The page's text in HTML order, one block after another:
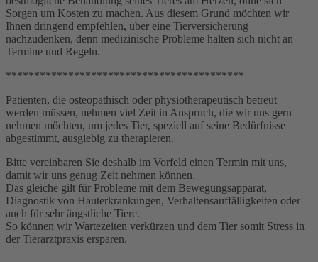
Sorgen um Kosten zu machen. Aus diesem Grund möchten wir
Ihnen dringend empfehlen, über eine Tierversicherung
nachzudenken, denn medizinische Probleme halten sich nicht an
Termine und Regeln.
******************************************
Patienten, die osteopathisch oder physiotherapeutisch betreut
werden müssen, nehmen viel Zeit in Anspruch, die wir uns gern
nehmen möchten, um jedes Tier, speziell auf seine Bedürfnisse
abgestimmt, ausgiebig zu therapieren.
Bitte vereinbaren Sie deshalb im Vorfeld einen Termin mit uns,
damit wir uns genug Zeit nehmen können.
Das gleiche gilt für Probleme mit dem Bewegungsapparat,
Diagnostik von Hauterkrankungen, Verhaltensauffälligkeiten oder
auch für sehr ängstliche Tiere.
So können wir Wartezeiten verkürzen und dem Tier somit Stress in
der Tierarztpraxis ersparen.